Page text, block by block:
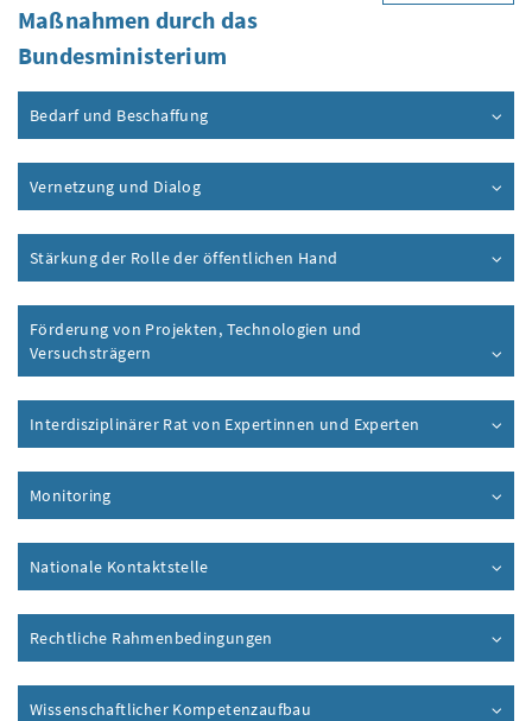
Maßnahmen durch das
Bundesministerium
Bedarf und Beschaffung
Vernetzung und Dialog
Stärkung der Rolle der öffentlichen Hand
Förderung von Projekten, Technologien und
Versuchsträgern
Interdisziplinärer Rat von Expertinnen und Experten
Monitoring
Nationale Kontaktstelle
Rechtliche Rahmenbedingungen
Wissenschaftlicher Kompetenzaufbau